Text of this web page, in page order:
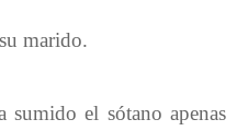
marido.
sumido el sótano apenas